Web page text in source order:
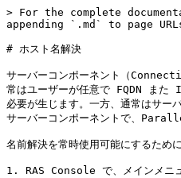
> For the complete
appending `.md` to page
# ホスト名解決
サーバーコンポーネント（
常はユーザーが任意で FQDN また
必要が生じます。一方、通常はサ
サーバーコンポーネントで、
名前解決を常時使用可能にするため
1. RAS Console で、メインメニ